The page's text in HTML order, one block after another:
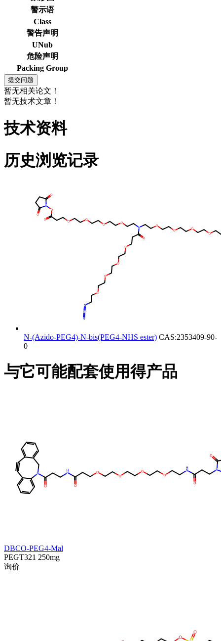
警示语
Class
警告声明
UNub
危险声明
Packing Group
暂无相关论文！
暂无技术文章！
技术资料
历史浏览记录
N-(Azido-PEG4)-N-bis(PEG4-NHS ester) CAS:2353409-90-
0
与它可能配套使用得产品
DBCO-PEG4-Mal
PEGT321 250mg
询价